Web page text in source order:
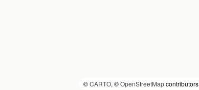
©CARTO, ©OpenStreetMapcontributors